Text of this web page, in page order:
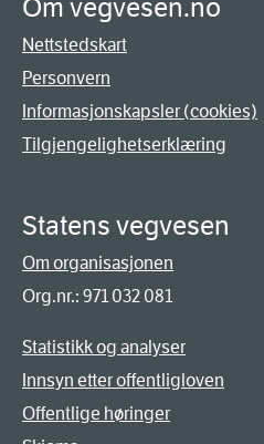
Om vegvesen.no
Nettstedskart
Personvern
Informasjonskapsler (cookies)
Tilgjengelighetserklæring
Statens vegvesen
Om organisasjonen
Org.nr.: 971 032 081
Statistikk og analyser
Innsyn etter offentligloven
Offentlige høringer